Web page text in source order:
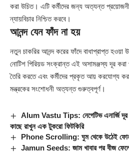
করা উচিত। এটি কর্মীদের জন্য অত্যন্ত
ন্যায়বিচার নিশ্চিত করবে।
আনন্দ যেন ফাঁদ না হয়
নতুন চাকরির আনন্দ করের ফাঁদে বাধাপ্রাপ্ত হওয়া
নোটিশ পিরিয়ড সংক্রান্ত এই অসামঞ্জস্য দূর
তৈরি করতে এবং কর্মীদের প্রকৃত আয় করযোগ্য
মন্ত্রকের সংশোধনী অত্যন্ত গুরুত্বপূর্ণ।
Alum Vastu Tips: নেগেটিভ এনার্জি দূর
কাছে রাখুন এক টুকরো ফিটকিরি
Phone Scrolling: ঘুম থেকে উঠেই ফোন
Jamun Seeds: জাম খাবার পর বীজ ফেলে